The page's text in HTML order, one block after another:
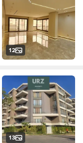
12
13